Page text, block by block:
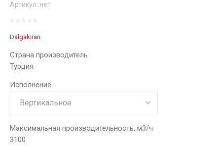
Артикул: нет
Dalgakiran
Страна производитель
Турция
Исполнение
Максимальная производительность, м3/ч
3100